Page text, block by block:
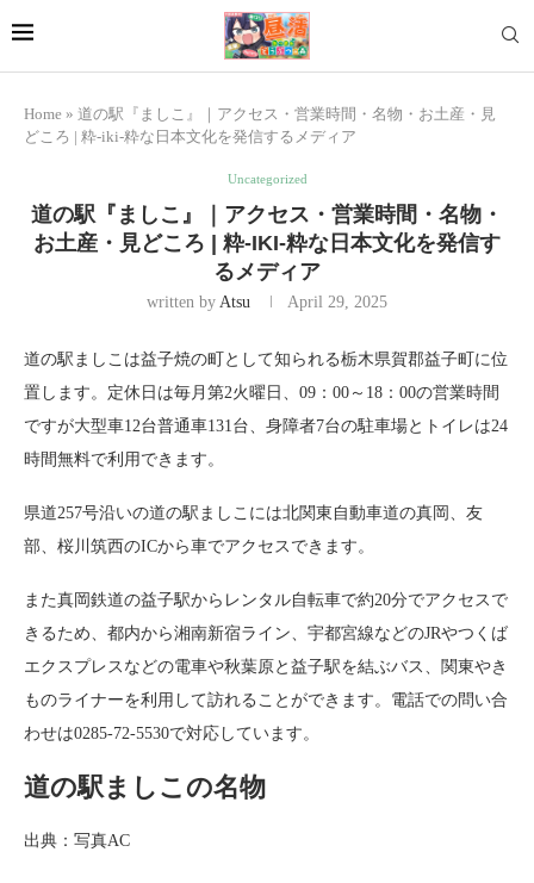
Home » 道の駅『ましこ』｜アクセス・営業時間・名物・お土産・見
どころ | 粋-iki-粋な日本文化を発信するメディア
Uncategorized
道の駅『ましこ』｜アクセス・営業時間・名物・
お土産・見どころ | 粋-IKI-粋な日本文化を発信す
るメディア
written by Atsu April 29, 2025
道の駅ましこは益子焼の町として知られる栃木県賀郡益子町に位
置します。定休日は毎月第2火曜日、09：00～18：00の営業時間
ですが大型車12台普通車131台、身障者7台の駐車場とトイレは24
時間無料で利用できます。
県道257号沿いの道の駅ましこには北関東自動車道の真岡、友
部、桜川筑西のICから車でアクセスできます。
また真岡鉄道の益子駅からレンタル自転車で約20分でアクセスで
きるため、都内から湘南新宿ライン、宇都宮線などのJRやつくば
エクスプレスなどの電車や秋葉原と益子駅を結ぶバス、関東やき
ものライナーを利用して訪れることができます。電話での問い合
わせは0285-72-5530で対応しています。
道の駅ましこの名物
出典：写真AC